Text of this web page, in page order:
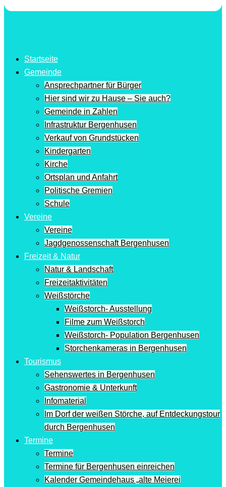
Startseite
Gemeinde
Ansprechpartner für Bürger
Hier sind wir zu Hause – Sie auch?
Gemeinde in Zahlen
Infrastruktur Bergenhusen
Verkauf von Grundstücken
Kindergarten
Kirche
Ortsplan und Anfahrt
Politische Gremien
Schule
Vereine
Vereine
Jagdgenossenschaft Bergenhusen
Freizeit & Natur
Natur & Landschaft
Freizeitaktivitäten
Weißstörche
Weißstorch- Ausstellung
Filme zum Weißstorch
Weißstorch- Population Bergenhusen
Storchenkameras in Bergenhusen
Tourismus
Sehenswertes in Bergenhusen
Gastronomie & Unterkunft
Infomaterial
Im Dorf der weißen Störche, auf Entdeckungstour
durch Bergenhusen
Termine
Termine
Termine für Bergenhusen einreichen
Kalender Gemeindehaus „alte Meierei